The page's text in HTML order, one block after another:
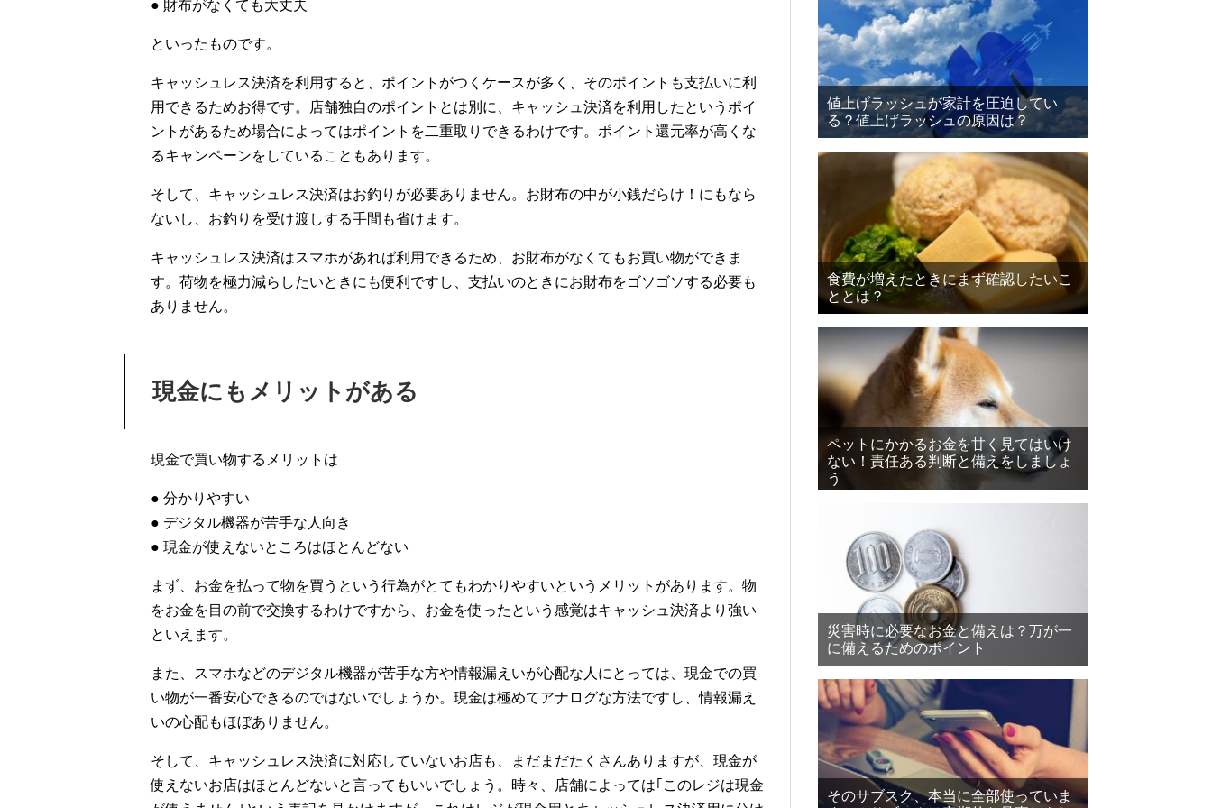
● 財布がなくても大丈夫
といったものです。
キャッシュレス決済を利用すると、ポイントがつくケースが多く、そのポイントも支払いに利
用できるためお得です。店舗独自のポイントとは別に、キャッシュ決済を利用したというポイ
ントがあるため場合によってはポイントを二重取りできるわけです。ポイント還元率が高くな
るキャンペーンをしていることもあります。
そして、キャッシュレス決済はお釣りが必要ありません。お財布の中が小銭だらけ！にもなら
ないし、お釣りを受け渡しする手間も省けます。
キャッシュレス決済はスマホがあれば利用できるため、お財布がなくてもお買い物ができま
す。荷物を極力減らしたいときにも便利ですし、支払いのときにお財布をゴソゴソする必要も
ありません。
現金にもメリットがある
現金で買い物するメリットは
● 分かりやすい
● デジタル機器が苦手な人向き
● 現金が使えないところはほとんどない
まず、お金を払って物を買うという行為がとてもわかりやすいというメリットがあります。物
をお金を目の前で交換するわけですから、お金を使ったという感覚はキャッシュ決済より強い
といえます。
また、スマホなどのデジタル機器が苦手な方や情報漏えいが心配な人にとっては、現金での買
い物が一番安心できるのではないでしょうか。現金は極めてアナログな方法ですし、情報漏え
いの心配もほぼありません。
そして、キャッシュレス決済に対応していないお店も、まだまだたくさんありますが、現金が
使えないお店はほとんどないと言ってもいいでしょう。時々、店舗によっては｢このレジは現金
値上げラッシュが家計を圧迫してい
る？値上げラッシュの原因は？
食費が増えたときにまず確認したいこ
ととは？
ペットにかかるお金を甘く見てはいけ
ない！責任ある判断と備えをしましょ
う
災害時に必要なお金と備えは？万が一
に備えるためのポイント
そのサブスク、本当に全部使っていま